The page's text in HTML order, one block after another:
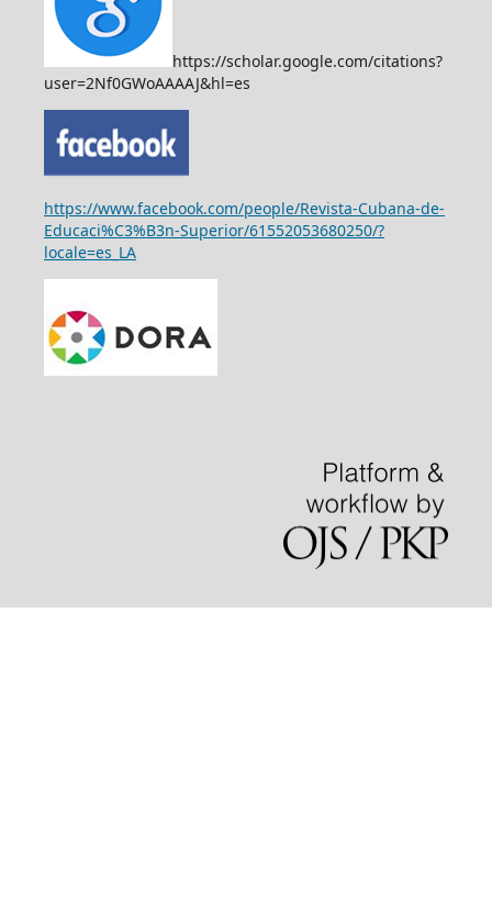
https://scholar.google.com/citations?
user=2Nf0GWoAAAAJ&hl=es
https://www.facebook.com/people/Revista-Cubana-de-
Educaci%C3%B3n-Superior/61552053680250/?
locale=es_LA